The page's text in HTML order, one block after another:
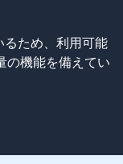
ため、利用可能
の機能を備えてい